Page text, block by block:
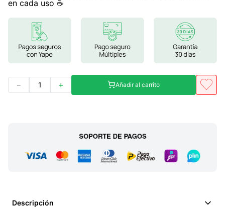
en cada uso ☕
＋
－ Añadir al carrito
Descripción